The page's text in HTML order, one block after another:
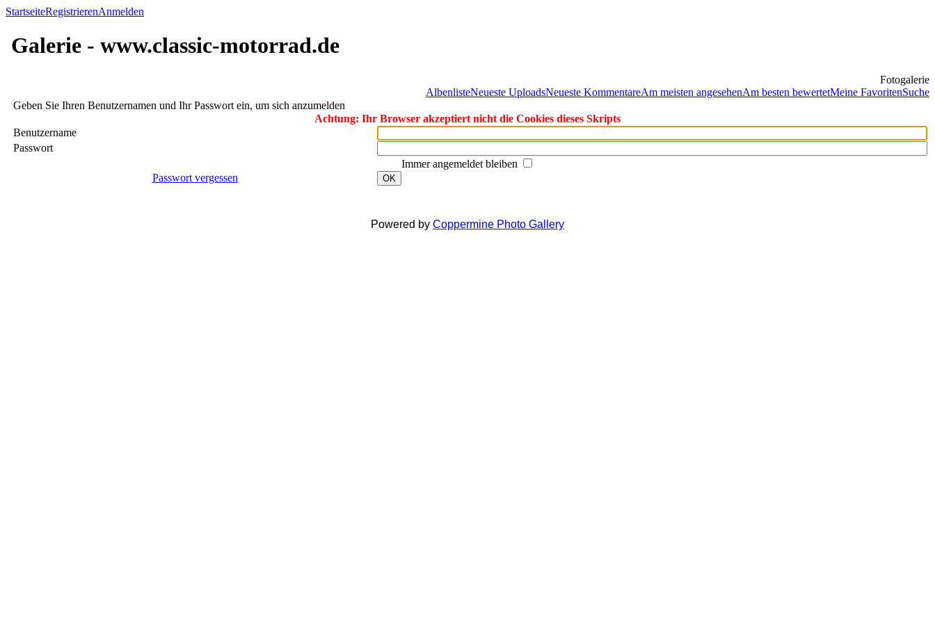
StartseiteRegistrierenAnmelden
Galerie - www.classic-motorrad.de
Fotogalerie
AlbenlisteNeueste UploadsNeueste KommentareAm meisten angesehenAm besten bewertetMeine FavoritenSuche
Geben Sie Ihren Benutzernamen und Ihr Passwort ein, um sich anzumelden
Achtung: Ihr Browser akzeptiert nicht die Cookies dieses Skripts
Benutzername
Passwort
Immer angemeldet bleiben
Passwort vergessen
OK
Powered by Coppermine Photo Gallery